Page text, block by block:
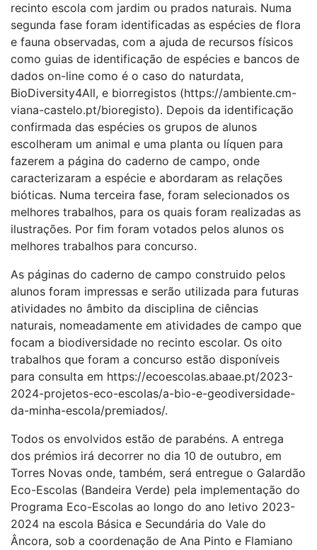
recinto escola com jardim ou prados naturais. Numa
segunda fase foram identificadas as espécies de flora
e fauna observadas, com a ajuda de recursos físicos
como guias de identificação de espécies e bancos de
dados on-line como é o caso do naturdata,
BioDiversity4All, e biorregistos (https://ambiente.cm-
viana-castelo.pt/bioregisto). Depois da identificação
confirmada das espécies os grupos de alunos
escolheram um animal e uma planta ou líquen para
fazerem a página do caderno de campo, onde
caracterizaram a espécie e abordaram as relações
bióticas. Numa terceira fase, foram selecionados os
melhores trabalhos, para os quais foram realizadas as
ilustrações. Por fim foram votados pelos alunos os
melhores trabalhos para concurso.
As páginas do caderno de campo construido pelos
alunos foram impressas e serão utilizada para futuras
atividades no âmbito da disciplina de ciências
naturais, nomeadamente em atividades de campo que
focam a biodiversidade no recinto escolar. Os oito
trabalhos que foram a concurso estão disponíveis
para consulta em https://ecoescolas.abaae.pt/2023-
2024-projetos-eco-escolas/a-bio-e-geodiversidade-
da-minha-escola/premiados/.
Todos os envolvidos estão de parabéns. A entrega
dos prémios irá decorrer no dia 10 de outubro, em
Torres Novas onde, também, será entregue o Galardão
Eco-Escolas (Bandeira Verde) pela implementação do
Programa Eco-Escolas ao longo do ano letivo 2023-
2024 na escola Básica e Secundária do Vale do
Âncora, sob a coordenação de Ana Pinto e Flamiano